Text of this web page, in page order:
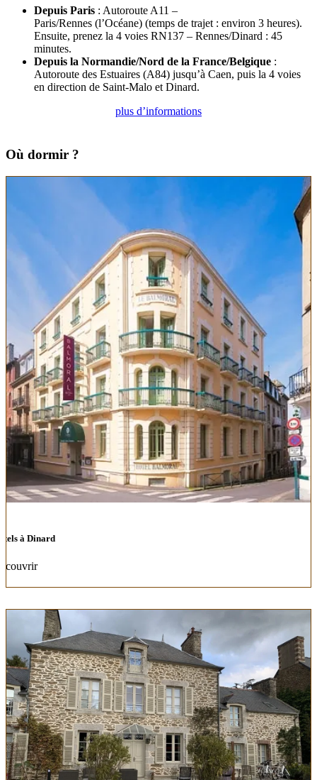
Depuis Paris : Autoroute A11 –
Paris/Rennes (l’Océane) (temps de trajet : environ 3 heures).
Ensuite, prenez la 4 voies RN137 – Rennes/Dinard : 45
minutes.
Depuis la Normandie/Nord de la France/Belgique :
Autoroute des Estuaires (A84) jusqu’à Caen, puis la 4 voies
en direction de Saint-Malo et Dinard.
plus d’informations
Où dormir ?
à Dinard